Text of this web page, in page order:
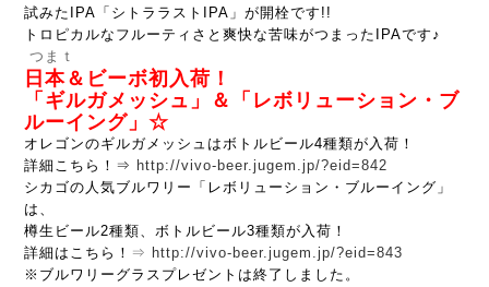
試みたIPA「シトララストIPA」が開栓です!!
トロピカルなフルーティさと爽快な苦味がつまったIPAです♪
つまｔ
日本＆ビーボ初入荷！
「ギルガメッシュ」＆「レボリューション・ブ
ルーイング」☆
オレゴンのギルガメッシュはボトルビール4種類が入荷！
詳細こちら！⇒ http://vivo-beer.jugem.jp/?eid=842
シカゴの人気ブルワリー「レボリューション・ブルーイング」
は、
樽生ビール2種類、ボトルビール3種類が入荷！
詳細はこちら！ ⇒ http://vivo-beer.jugem.jp/?eid=843
※ブルワリーグラスプレゼントは終了しました。